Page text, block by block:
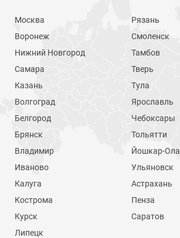
Москва
Воронеж
Нижний Новгород
Самара
Казань
Волгоград
Белгород
Брянск
Владимир
Иваново
Калуга
Кострома
Курск
Липецк
Рязань
Смоленск
Тамбов
Тверь
Тула
Ярославль
Чебоксары
Тольятти
Йошкар-Ола
Ульяновск
Астрахань
Пенза
Саратов